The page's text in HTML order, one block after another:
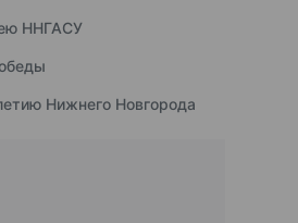
ННГАСУ
Нижнего Новгорода